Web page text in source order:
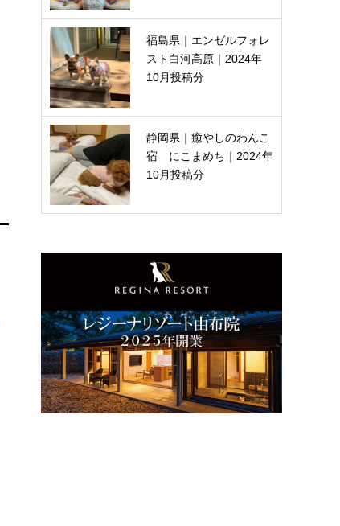
福島県｜エンゼルフォレ
スト白河高原｜2024年
10月投稿分
静岡県｜癒やしのわんこ
宿 にこまめち｜2024年
10月投稿分